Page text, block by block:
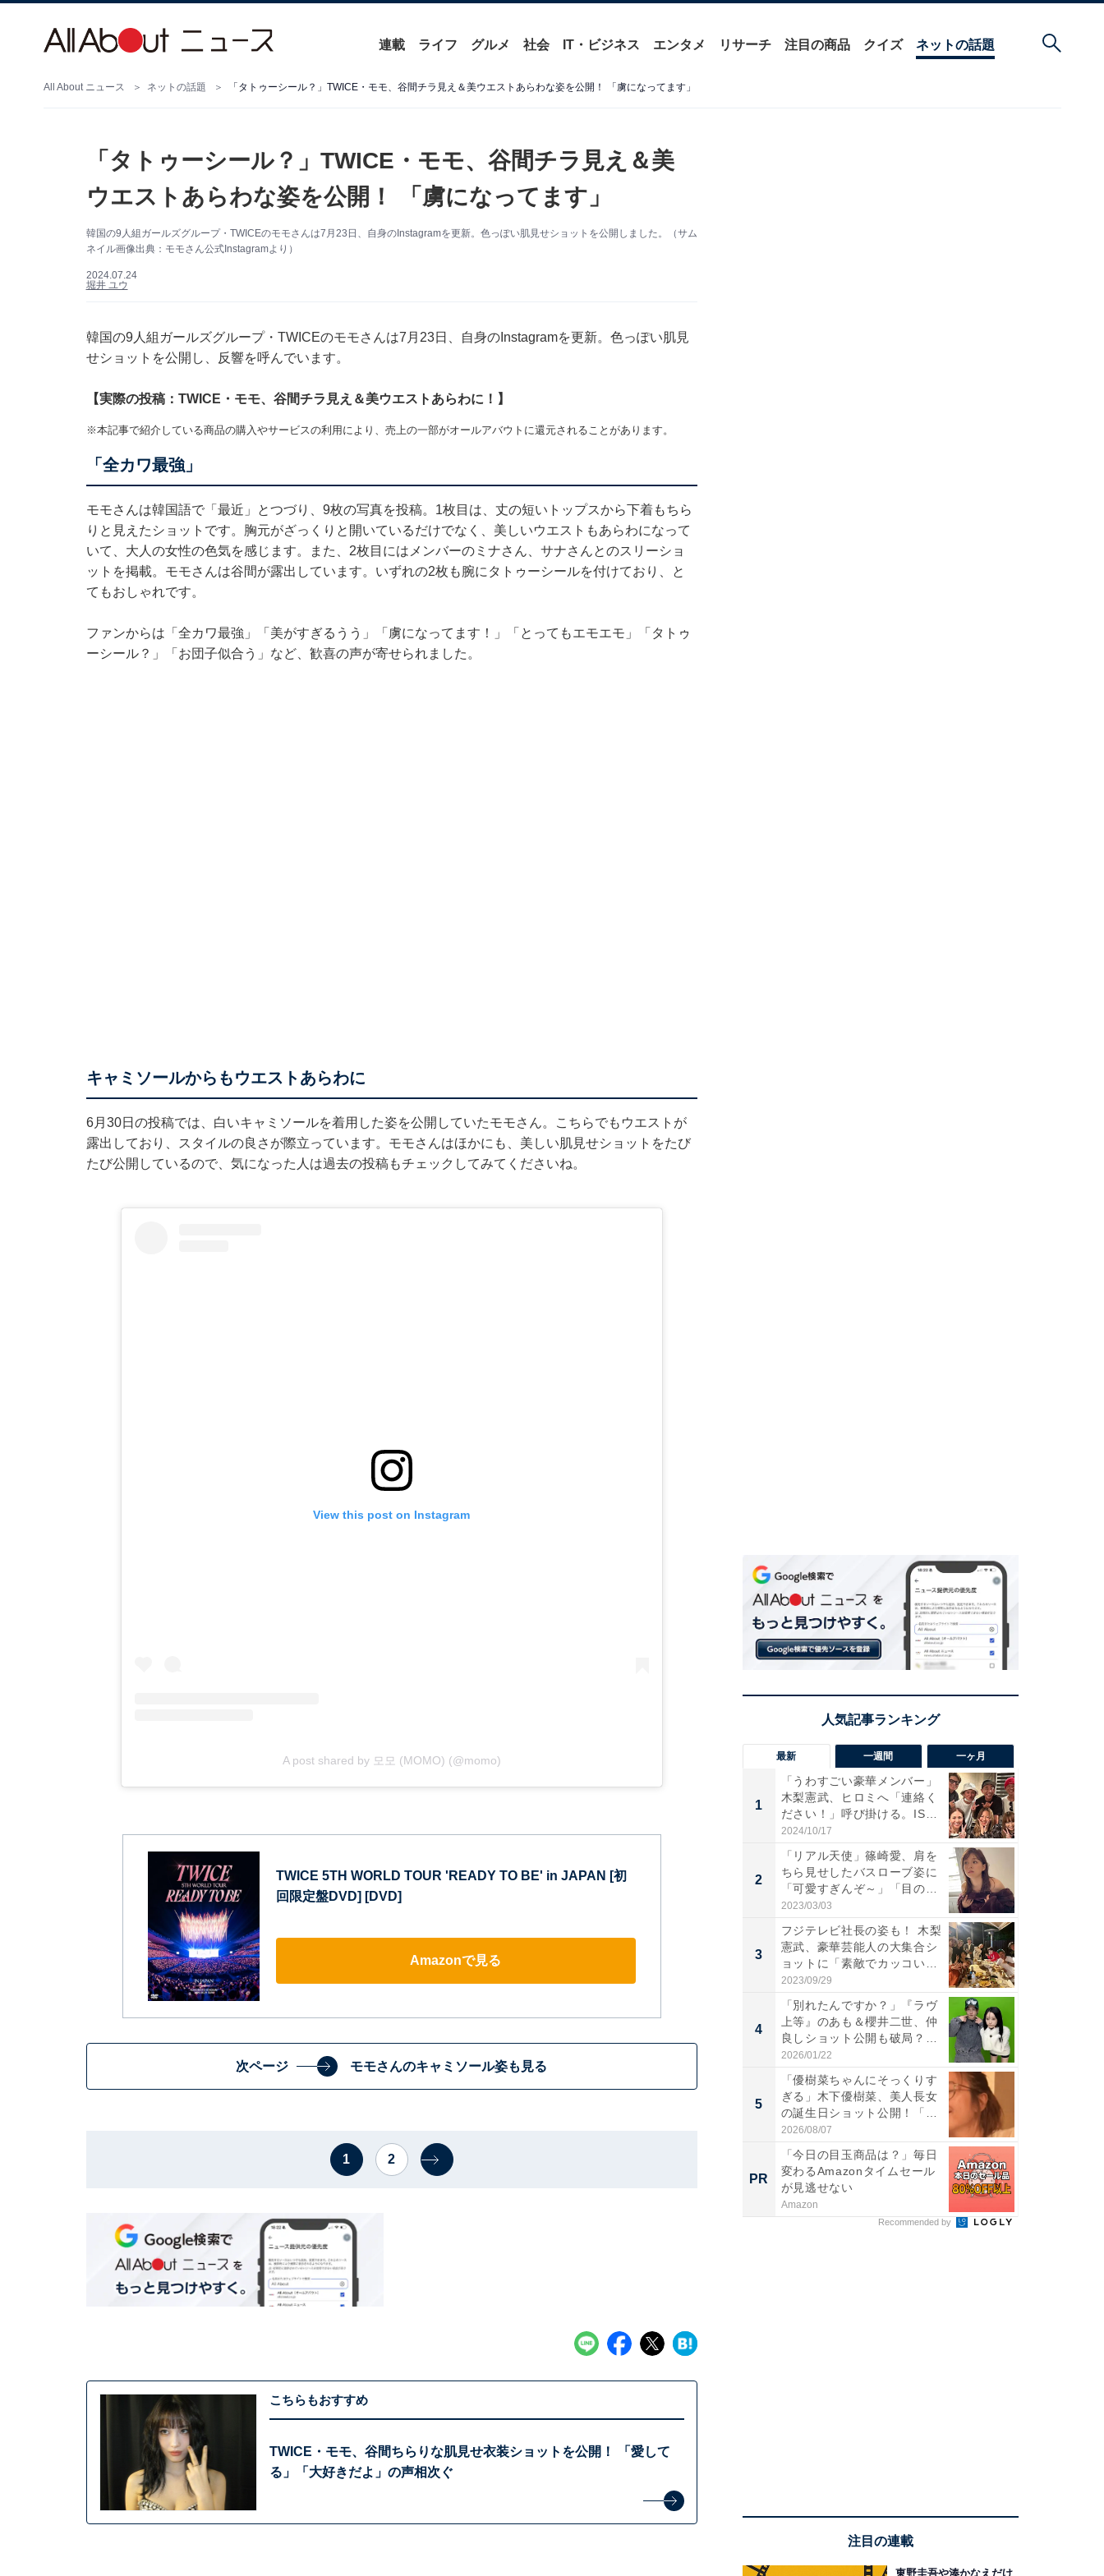
連載 ライフ グルメ 社会 IT・ビジネス エンタメ リサーチ 注目の商品 クイズ ネットの話題
All About ニュース ネットの話題 「タトゥーシール？」TWICE・モモ、谷間チラ見え＆美ウエストあらわな姿を公開！ 「虜になってます」
「タトゥーシール？」TWICE・モモ、谷間チラ見え＆美
ウエストあらわな姿を公開！ 「虜になってます」
韓国の9人組ガールズグループ・TWICEのモモさんは7月23日、自身のInstagramを更新。色っぽい肌見せショットを公開しました。（サム
ネイル画像出典：モモさん公式Instagramより）
2024.07.24
堀井 ユウ
韓国の9人組ガールズグループ・TWICEのモモさんは7月23日、自身のInstagramを更新。色っぽい肌見
せショットを公開し、反響を呼んでいます。
【実際の投稿：TWICE・モモ、谷間チラ見え＆美ウエストあらわに！】
※本記事で紹介している商品の購入やサービスの利用により、売上の一部がオールアバウトに還元されることがあります。
「全カワ最強」
モモさんは韓国語で「最近」とつづり、9枚の写真を投稿。1枚目は、丈の短いトップスから下着もちら
りと見えたショットです。胸元がざっくりと開いているだけでなく、美しいウエストもあらわになって
いて、大人の女性の色気を感じます。また、2枚目にはメンバーのミナさん、サナさんとのスリーショ
ットを掲載。モモさんは谷間が露出しています。いずれの2枚も腕にタトゥーシールを付けており、と
てもおしゃれです。
ファンからは「全カワ最強」「美がすぎるうう」「虜になってます！」「とってもエモエモ」「タトゥ
ーシール？」「お団子似合う」など、歓喜の声が寄せられました。
キャミソールからもウエストあらわに
6月30日の投稿では、白いキャミソールを着用した姿を公開していたモモさん。こちらでもウエストが
露出しており、スタイルの良さが際立っています。モモさんはほかにも、美しい肌見せショットをたび
たび公開しているので、気になった人は過去の投稿もチェックしてみてくださいね。
View this post on Instagram
A post shared by 모모 (MOMO) (@momo)
TWICE 5TH WORLD TOUR 'READY TO BE' in JAPAN [初
回限定盤DVD] [DVD]
Amazonで見る
次ページ モモさんのキャミソール姿も見る
1 2
こちらもおすすめ
TWICE・モモ、谷間ちらりな肌見せ衣装ショットを公開！ 「愛して
る」「大好きだよ」の声相次ぐ
最新 一週間 一ヶ月
1
「うわすごい豪華メンバー」
木梨憲武、ヒロミへ「連絡く
ださい！」呼び掛ける。IS
S...
2024/10/17
2
「リアル天使」篠崎愛、肩を
ちら見せしたバスローブ姿に
「可愛すぎんぞ～」「目の表
情...
2023/03/03
3
フジテレビ社長の姿も！ 木梨
憲武、豪華芸能人の大集合シ
ョットに「素敵でカッコい
い...
2023/09/29
4
「別れたんですか？」『ラヴ
上等』のあも＆櫻井二世、仲
良しショット公開も破局？
「...
2026/01/22
5
「優樹菜ちゃんにそっくりす
ぎる」木下優樹菜、美人長女
の誕生日ショット公開！「1
4...
2026/08/07
PR
「今日の目玉商品は？」毎日
変わるAmazonタイムセール
が見逃せない
Amazon
Recommended by
注目の連載
東野圭吾や湊かなえだけ